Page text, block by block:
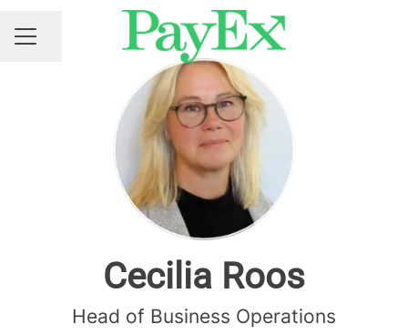
CAREER MENU
Share page
Cecilia Roos
Head of Business Operations